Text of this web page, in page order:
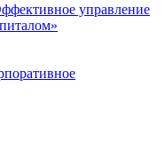
управление